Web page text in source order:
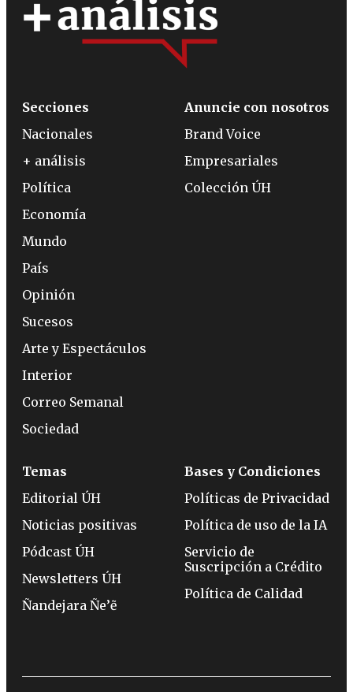
Secciones
Nacionales
+ análisis
Política
Economía
Mundo
País
Opinión
Sucesos
Arte y Espectáculos
Interior
Correo Semanal
Sociedad
Anuncie con nosotros
Brand Voice
Empresariales
Colección ÚH
Temas
Editorial ÚH
Noticias positivas
Pódcast ÚH
Newsletters ÚH
Ñandejara Ñe’ẽ
Bases y Condiciones
Políticas de Privacidad
Política de uso de la IA
Servicio de
Suscripción a Crédito
Política de Calidad